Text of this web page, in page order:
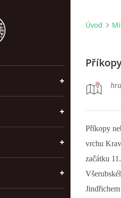
Úvod
Příkopy
vrchu
začátku